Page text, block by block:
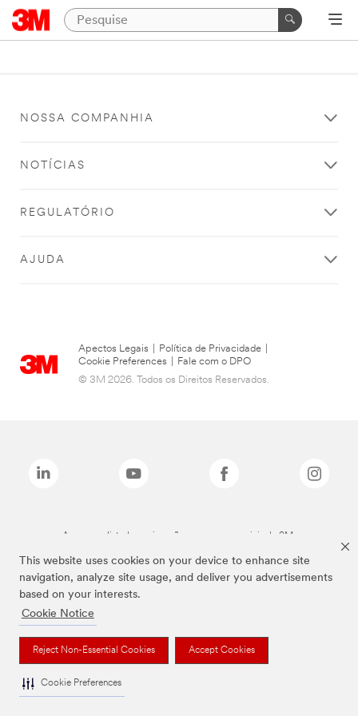
This website uses cookies on your device to enhance site
navigation, analyze site usage, and deliver you advertisements
based on your interests.
Cookie Notice
Reject Non-Essential Cookies Accept Cookies
Cookie Preferences
NOSSA COMPANHIA
NOTÍCIAS
REGULATÓRIO
AJUDA
Apectos Legais Política de Privacidade
Cookie Preferences
Fale com o DPO
© 3M 2026. Todos os Direitos Reservados.
As marcas listadas a cima são marcas comerciais da 3M.